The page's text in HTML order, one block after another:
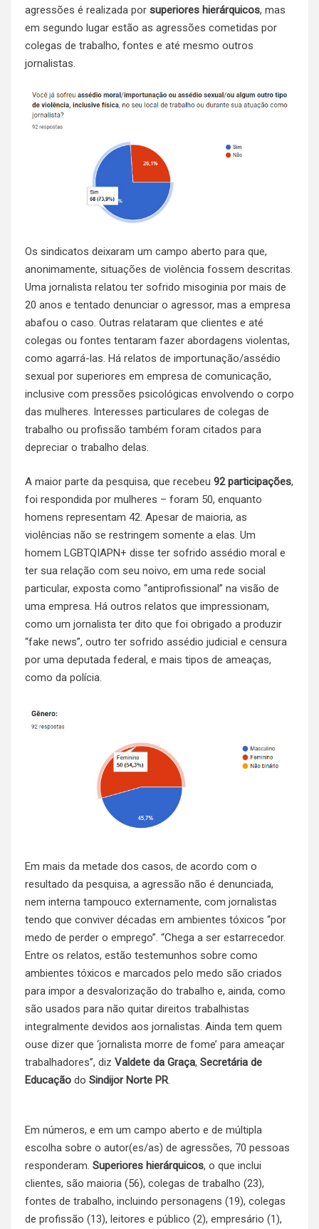
agressões é realizada por superiores hierárquicos, mas
em segundo lugar estão as agressões cometidas por
colegas de trabalho, fontes e até mesmo outros
jornalistas.
Os sindicatos deixaram um campo aberto para que,
anonimamente, situações de violência fossem descritas.
Uma jornalista relatou ter sofrido misoginia por mais de
20 anos e tentado denunciar o agressor, mas a empresa
abafou o caso. Outras relataram que clientes e até
colegas ou fontes tentaram fazer abordagens violentas,
como agarrá-las. Há relatos de importunação/assédio
sexual por superiores em empresa de comunicação,
inclusive com pressões psicológicas envolvendo o corpo
das mulheres. Interesses particulares de colegas de
trabalho ou profissão também foram citados para
depreciar o trabalho delas.
A maior parte da pesquisa, que recebeu 92 participações,
foi respondida por mulheres – foram 50, enquanto
homens representam 42. Apesar de maioria, as
violências não se restringem somente a elas. Um
homem LGBTQIAPN+ disse ter sofrido assédio moral e
ter sua relação com seu noivo, em uma rede social
particular, exposta como “antiprofissional” na visão de
uma empresa. Há outros relatos que impressionam,
como um jornalista ter dito que foi obrigado a produzir
“fake news”, outro ter sofrido assédio judicial e censura
por uma deputada federal, e mais tipos de ameaças,
como da polícia.
Em mais da metade dos casos, de acordo com o
resultado da pesquisa, a agressão não é denunciada,
nem interna tampouco externamente, com jornalistas
tendo que conviver décadas em ambientes tóxicos “por
medo de perder o emprego”. “Chega a ser estarrecedor.
Entre os relatos, estão testemunhos sobre como
ambientes tóxicos e marcados pelo medo são criados
para impor a desvalorização do trabalho e, ainda, como
são usados para não quitar direitos trabalhistas
integralmente devidos aos jornalistas. Ainda tem quem
ouse dizer que ‘jornalista morre de fome’ para ameaçar
trabalhadores”, diz Valdete da Graça, Secretária de
Educação do Sindijor Norte PR
Em números, e em um campo aberto e de múltipla
escolha sobre o autor(es/as) de agressões, 70 pessoas
responderam. Superiores hierárquicos, o que inclui
clientes, são maioria (56), colegas de trabalho (23),
fontes de trabalho, incluindo personagens (19), colegas
de profissão (13), leitores e público (2), empresário (1),